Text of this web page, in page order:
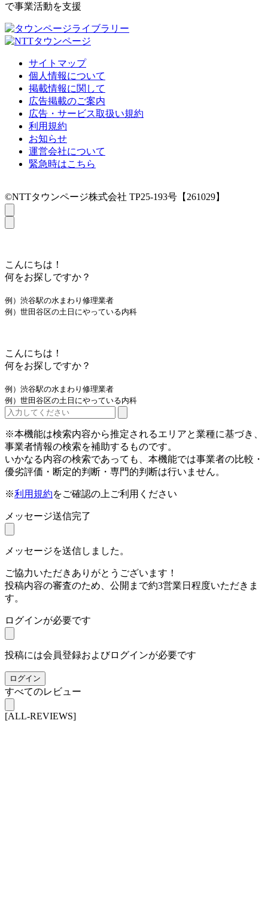
で事業活動を支援
サイトマップ
個人情報について
掲載情報に関して
広告掲載のご案内
広告・サービス取扱い規約
利用規約
お知らせ
運営会社について
緊急時はこちら
©NTTタウンページ株式会社 TP25-193号【261029】
こんにちは！
何をお探しですか？
例）渋谷駅の水まわり修理業者
例）世田谷区の土日にやっている内科
こんにちは！
何をお探しですか？
例）渋谷駅の水まわり修理業者
例）世田谷区の土日にやっている内科
※本機能は検索内容から推定されるエリアと業種に基づき、
事業者情報の検索を補助するものです。
いかなる内容の検索であっても、本機能では事業者の比較・
優劣評価・断定的判断・専門的判断は行いません。
※利用規約をご確認の上ご利用ください
メッセージ送信完了
メッセージを送信しました。
ご協力いただきありがとうございます！
投稿内容の審査のため、公開まで約3営業日程度いただきま
す。
ログインが必要です
投稿には会員登録およびログインが必要です
ログイン
すべてのレビュー
[ALL-REVIEWS]